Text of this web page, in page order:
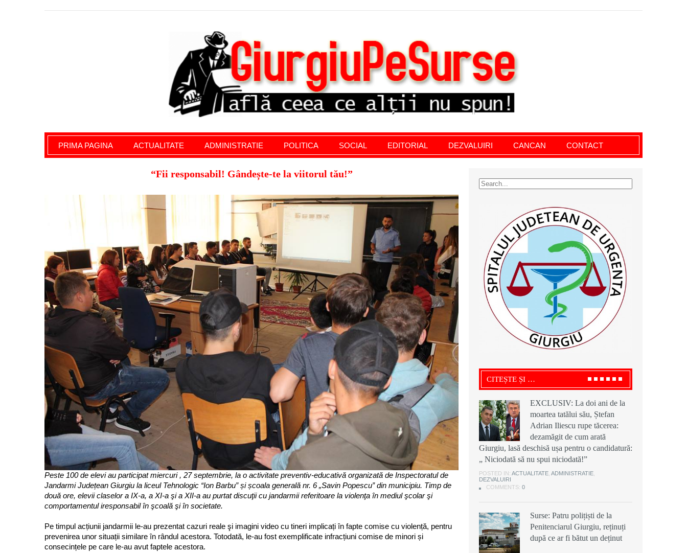
Giurgiu Pe Surse – actualitate giurgiu, administratie giurgiu, stiri politice, social economic, editoriale giurgiu, dezvaluiri, soc, cancan, stiri locale
PRIMA PAGINA ACTUALITATE ADMINISTRATIE POLITICA SOCIAL EDITORIAL DEZVALUIRI CANCAN CONTACT
“Fii responsabil! Gândește-te la viitorul tău!”
Peste 100 de elevi au participat miercuri , 27 septembrie, la o activitate preventiv-educativă organizată de Inspectoratul de
Jandarmi Județean Giurgiu la liceul Tehnologic “Ion Barbu” și școala generală nr. 6 „Savin Popescu” din municipiu. Timp de
două ore, elevii claselor a IX-a, a XI-a şi a XII-a au purtat discuţii cu jandarmii referitoare la violenţa în mediul şcolar şi
comportamentul iresponsabil în şcoală şi în societate.
Pe timpul acțiunii jandarmii le-au prezentat cazuri reale şi imagini video cu tineri implicați în fapte comise cu violență, pentru
prevenirea unor situații similare în rândul acestora. Totodată, le-au fost exemplificate infracțiuni comise de minori și
consecințele pe care le-au avut faptele acestora.
CITEȘTE ȘI …
EXCLUSIV: La doi ani de la
moartea tatălui său, Ștefan
Adrian Iliescu rupe tăcerea:
dezamăgit de cum arată
Giurgiu, lasă deschisă ușa pentru o candidatură:
„ Niciodată să nu spui niciodată!”
POSTED IN: ACTUALITATE ADMINISTRATIE
DEZVALUIRI
COMMENTS: 0
Surse: Patru polițiști de la
Penitenciarul Giurgiu, reținuți
după ce ar fi bătut un deținut